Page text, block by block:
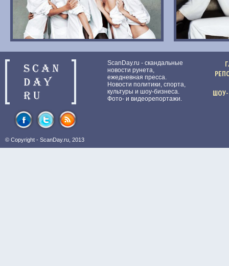
© Copyright - ScanDay.ru , 2013
ScanDay.ru - скандальные
новости рунета,
ежедневная пресса.
Новости политики, спорта,
культуры и шоу-бизнеса.
Фото- и видеорепортажи.
ШОУ-